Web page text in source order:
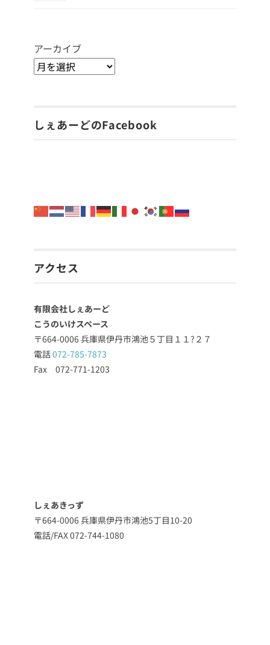
アーカイブ
しぇあーどのFacebook
アクセス
有限会社しぇあーど
こうのいけスペース
〒664-0006 兵庫県伊丹市鴻池５丁目１１?２７
電話072-785-7873
Fax 072-771-1203
しぇあきっず
〒664-0006 兵庫県伊丹市鴻池5丁目10-20
電話/FAX 072-744-1080